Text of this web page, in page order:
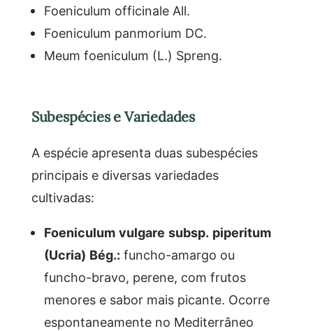
Foeniculum officinale All.
Foeniculum panmorium DC.
Meum foeniculum (L.) Spreng.
Subespécies e Variedades
A espécie apresenta duas subespécies
principais e diversas variedades
cultivadas:
Foeniculum vulgare subsp. piperitum
(Ucria) Bég.: funcho-amargo ou
funcho-bravo, perene, com frutos
menores e sabor mais picante. Ocorre
espontaneamente no Mediterrâneo